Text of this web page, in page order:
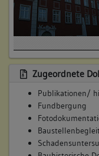
Zugeordnete
Publikationen/
Fundbergung